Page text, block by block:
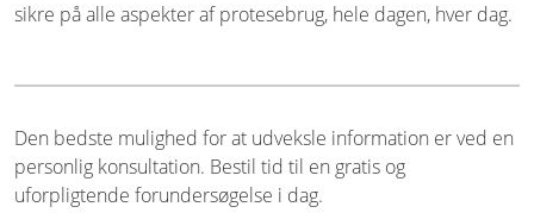
sikre på alle aspekter af protesebrug, hele dagen, hver dag.
Den bedste mulighed for at udveksle information er ved en
personlig konsultation. Bestil tid til en gratis og
uforpligtende forundersøgelse i dag.